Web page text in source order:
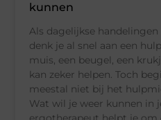
kunnen
Als dagelijkse
denk je al snel aan een
muis, een beugel, een
kan zeker helpen. Toch
meestal niet bij het
Wat wil je weer kunnen in